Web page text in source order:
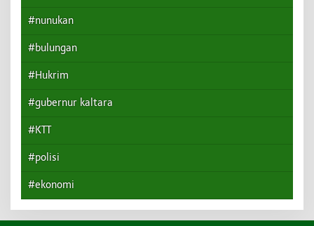
#nunukan
#bulungan
#Hukrim
#gubernur kaltara
#KTT
#polisi
#ekonomi